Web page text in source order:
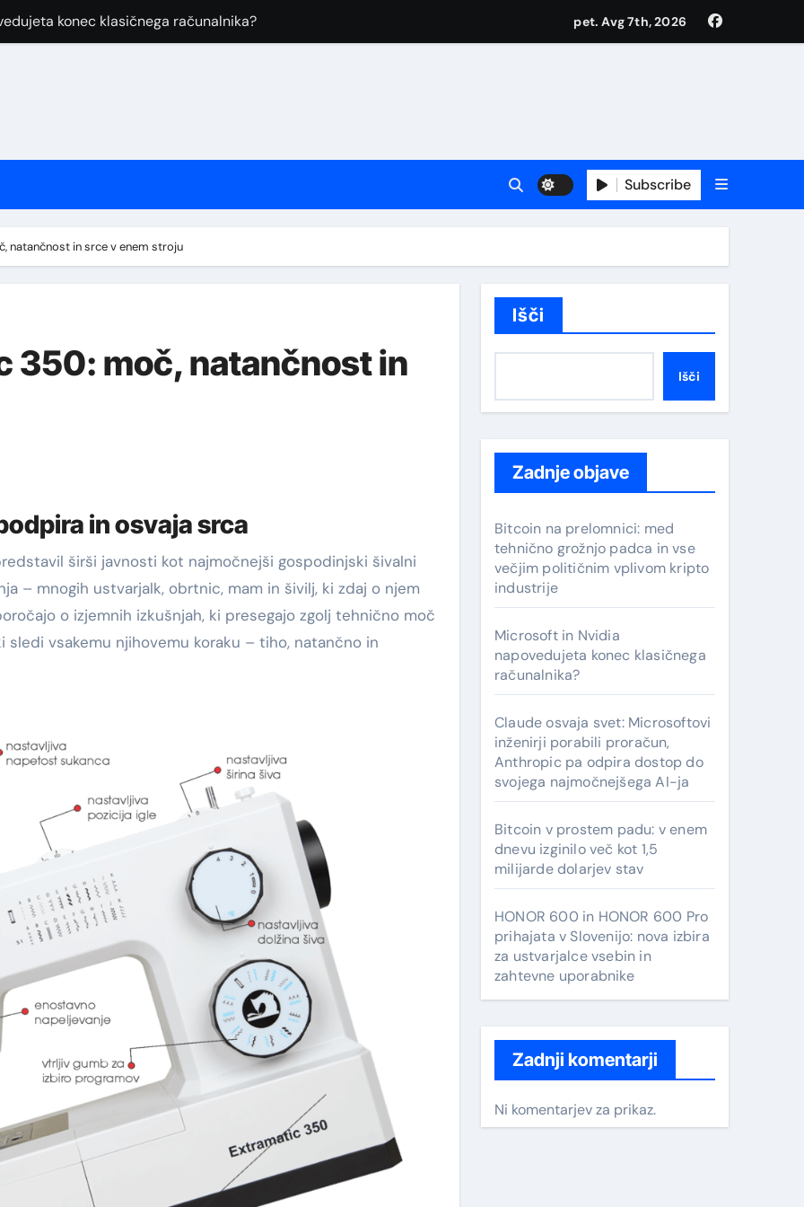
konec klasičnega računalnika?
prevzem ali finančna avantura?
tehnično grožnjo padca in vse večjim političnim vplivom kripto industrije
pet. Avg 7th, 2026
Subscribe
natančnost in srce v enem stroju
350: moč, natančnost in
in osvaja srca
širši javnosti kot najmočnejši gospodinjski šivalni
– mnogih ustvarjalk, obrtnic, mam in šivilj, ki zdaj o njem
o izjemnih izkušnjah, ki presegajo zgolj tehnično moč
vsakemu njihovemu koraku – tiho, natančno in
Išči
Išči
Zadnje objave
Bitcoin na prelomnici: med
tehnično grožnjo padca in vse
večjim političnim vplivom kripto
industrije
Microsoft in Nvidia
napovedujeta konec klasičnega
računalnika?
Claude osvaja svet: Microsoftovi
inženirji porabili proračun,
Anthropic pa odpira dostop do
svojega najmočnejšega AI-ja
Bitcoin v prostem padu: v enem
dnevu izginilo več kot 1,5
milijarde dolarjev stav
HONOR 600 in HONOR 600 Pro
prihajata v Slovenijo: nova izbira
za ustvarjalce vsebin in
zahtevne uporabnike
Zadnji komentarji
Ni komentarjev za prikaz.